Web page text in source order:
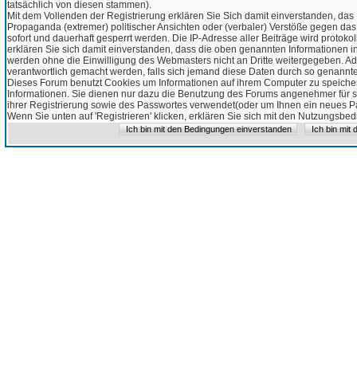
tatsächlich von diesen stammen).
Mit dem Vollenden der Registrierung erklären Sie Sich damit einverstanden,
Propaganda (extremer) politischer Ansichten oder (verbaler) Verstöße gegen
sofort und dauerhaft gesperrt werden. Die IP-Adresse aller Beiträge wird
erklären Sie sich damit einverstanden, dass die oben genannten Informationen
werden ohne die Einwilligung des Webmasters nicht an Dritte weitergegeben.
verantwortlich gemacht werden, falls sich jemand diese Daten durch so
Dieses Forum benutzt Cookies um Informationen auf ihrem Computer zu
Informationen. Sie dienen nur dazu die Benutzung des Forums angenehmer
ihrer Registrierung sowie des Passwortes verwendet(oder um Ihnen ein neues
Wenn Sie unten auf 'Registrieren' klicken, erklären Sie sich mit den